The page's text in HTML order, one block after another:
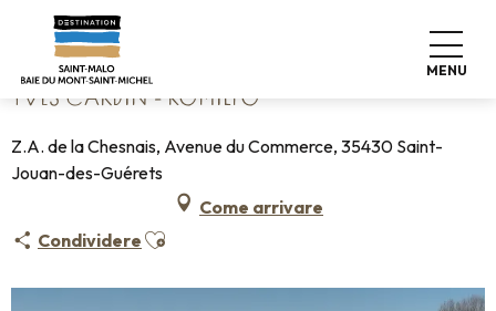
contenu
principal
MENU
Home Yves Cardin - Komilfo
YVES CARDIN - KOMILFO
Z.A. de la Chesnais, Avenue du Commerce, 35430 Saint-
Jouan-des-Guérets
Come arrivare
Condividere Ajouter aux favoris